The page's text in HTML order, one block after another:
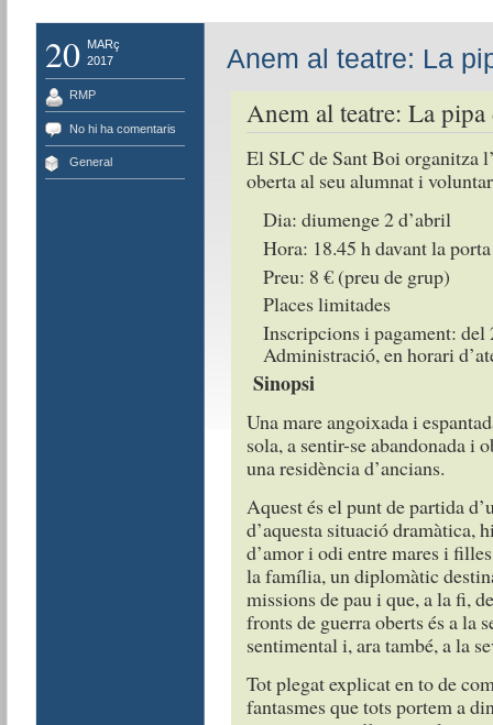
20
MARç
2017
RMP
No hi ha comentaris
General
Anem al teatre: La
Anem al teatre: La pipa
El SLC de Sant Boi organitza
oberta al seu alumnat i
Dia: diumenge 2 d’abril
Hora: 18.45 h davant la
Preu: 8 € (preu de grup)
Places limitades
Inscripcions i pagament: del
Administració, en horari
Sinopsi
Una mare angoixada i
sola, a sentir-se abandonada i
una residència d’ancians.
Aquest és el punt de partida
d’aquesta situació dramàtica,
d’amor i odi entre mares i
la família, un diplomàtic
missions de pau i que, a la fi,
fronts de guerra oberts és a la
sentimental i, ara també, a la
Tot plegat explicat en to de
fantasmes que tots portem a